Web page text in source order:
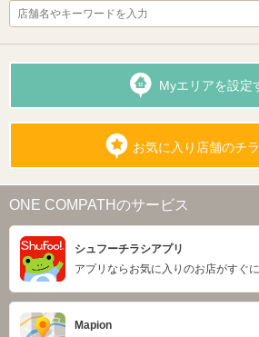
Myエリアを設定
お気に入り店舗のチ
ONE COMPATHのサービス
シュフーチラシアプリ
アプリならお気に入りのお店がすぐ
Mapion